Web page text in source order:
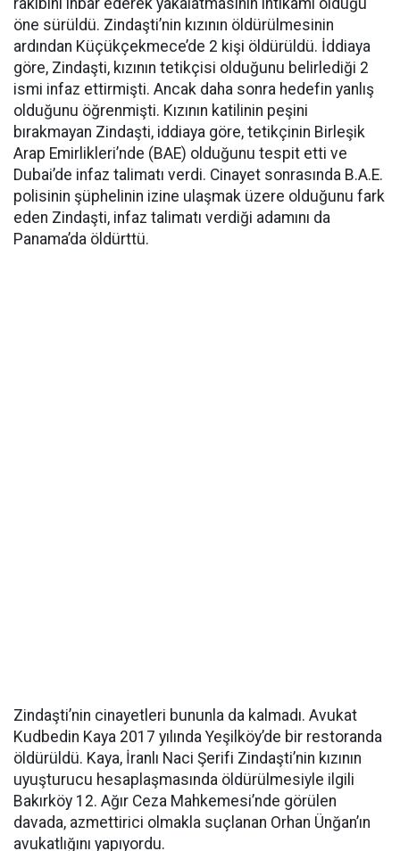
rakibini ihbar ederek yakalatmasının intikamı olduğu
öne sürüldü. Zindaşti’nin kızının öldürülmesinin
ardından Küçükçekmece’de 2 kişi öldürüldü. İddiaya
göre, Zindaşti, kızının tetikçisi olduğunu belirlediği 2
ismi infaz ettirmişti. Ancak daha sonra hedefin yanlış
olduğunu öğrenmişti. Kızının katilinin peşini
bırakmayan Zindaşti, iddiaya göre, tetikçinin Birleşik
Arap Emirlikleri’nde (BAE) olduğunu tespit etti ve
Dubai’de infaz talimatı verdi. Cinayet sonrasında B.A.E.
polisinin şüphelinin izine ulaşmak üzere olduğunu fark
eden Zindaşti, infaz talimatı verdiği adamını da
Panama’da öldürttü.
Zindaşti’nin cinayetleri bununla da kalmadı. Avukat
Kudbedin Kaya 2017 yılında Yeşilköy’de bir restoranda
öldürüldü. Kaya, İranlı Naci Şerifi Zindaşti’nin kızının
uyuşturucu hesaplaşmasında öldürülmesiyle ilgili
Bakırköy 12. Ağır Ceza Mahkemesi’nde görülen
davada, azmettirici olmakla suçlanan Orhan Ünğan’ın
avukatlığını yapıyordu.